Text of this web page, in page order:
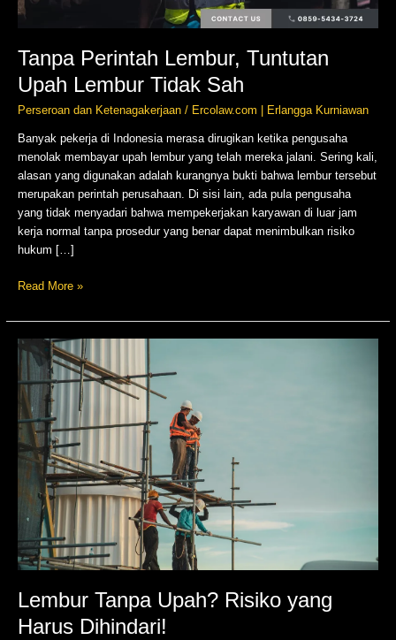
Tanpa Perintah Lembur, Tuntutan
Upah Lembur Tidak Sah
Perseroan dan Ketenagakerjaan/ Ercolaw.com | Erlangga Kurniawan
Banyak pekerja di Indonesia merasa dirugikan ketika pengusaha
menolak membayar upah lembur yang telah mereka jalani. Sering kali,
alasan yang digunakan adalah kurangnya bukti bahwa lembur tersebut
merupakan perintah perusahaan. Di sisi lain, ada pula pengusaha
yang tidak menyadari bahwa mempekerjakan karyawan di luar jam
kerja normal tanpa prosedur yang benar dapat menimbulkan risiko
hukum […]
Read More »
Lembur Tanpa Upah? Risiko yang
Harus Dihindari!
Lembur
Tanpa
Upah?
Risiko
yang
Harus
Dihindari!